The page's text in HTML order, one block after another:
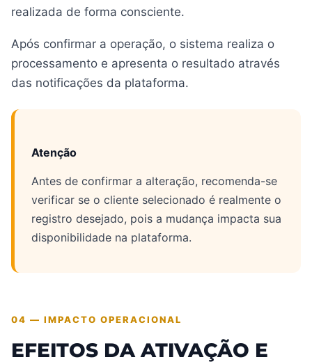
realizada de forma consciente.
Após confirmar a operação, o sistema realiza o
processamento e apresenta o resultado através
das notificações da plataforma.
Atenção
Antes de confirmar a alteração, recomenda-se
verificar se o cliente selecionado é realmente o
registro desejado, pois a mudança impacta sua
disponibilidade na plataforma.
04 — IMPACTO OPERACIONAL
EFEITOS DA ATIVAÇÃO E